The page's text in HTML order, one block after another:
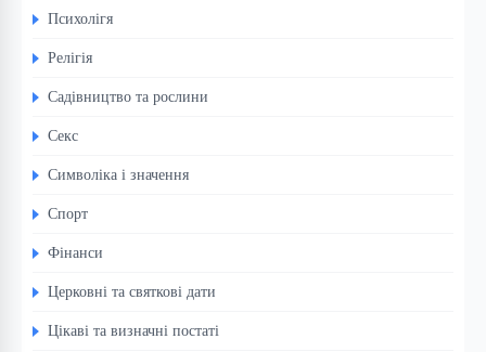
Психолігя
Релігія
Садівництво та рослини
Секс
Символіка і значення
Спорт
Фінанси
Церковні та святкові дати
Цікаві та визначні постаті